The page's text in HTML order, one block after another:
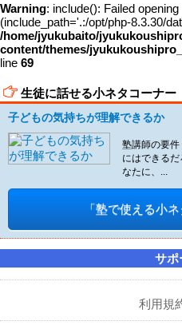
Warning: include(): Failed
(include_path='.:/opt/php-8.3.30/
/home/jyukubaito/
content/themes/
line 69
生徒に話せる小ネタコーナー
子どもの気持ちが理解できるか
塾講師の要
にはできる
なたに、...
「塾で使える小
サポ
利用規